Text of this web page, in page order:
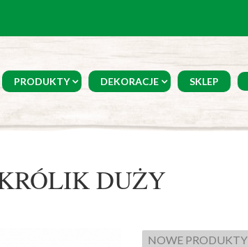
PRODUKTY DEKORACJE SKLEP
DUŻY
NOWE PRODUKTY